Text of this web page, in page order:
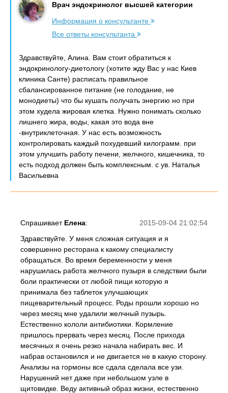
Врач эндокринолог высшей категории
Информация о консультанте
Все ответы консультанта
Здравствуйте, Алина. Вам стоит обратиться к
эндокринологу-диетологу (хотите жду Вас у нас Киев
клиника Санте) расписать правильное
сбалансированное питание (не голодание, не
монодиеты) что бы кушать получать энергию но при
этом худела жировая клетка. Нужно понимать сколько
лишнего жира, воды, какая это вода вне
-внутриклеточная. У нас есть возможность
контролировать каждый похудевший килограмм. при
этом улучшить работу печени, желчного, кишечника, то
есть подход должен быть комплексным. с ув. Наталья
Васильевна
2015-09-04 21:02:54
Спрашивает Елена:
Здравствуйте. У меня сложная ситуация и я
совершенно ресторана к какому специалисту
обращаться. Во время беременности у меня
нарушилась работа желчного пузыря в следствии были
боли практически от любой пищи которую я
принимала без таблеток улучшающих
пищеварительный процесс. Роды прошли хорошо но
через месяц мне удалили желчный пузырь.
Естественно кололи антибиотики. Кормление
пришлось прервать через месяц. После прихода
месячных я очень резко начала набирать вес. И
набрав остановился и не двигается не в какую сторону.
Анализы на гормоны все сдала сделала все узи.
Нарушений нет даже при небольшом узле в
щитовидке. Веду активный образ жизни, естественно